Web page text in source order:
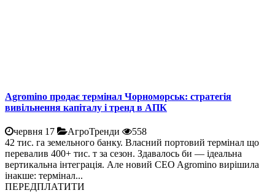
Agromino продає термінал Чорноморськ: стратегія
вивільнення капіталу і тренд в АПК
червня 17 АгроТренди
558
42 тис. га земельного банку. Власний портовий термінал що
перевалив 400+ тис. т за сезон. Здавалось би — ідеальна
вертикальна інтеграція. Але новий CEO Agromino вирішила
інакше: термінал...
ПЕРЕДПЛАТИТИ